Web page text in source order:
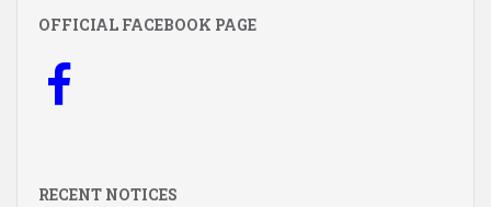
OFFICIAL FACEBOOK PAGE
RECENT NOTICES